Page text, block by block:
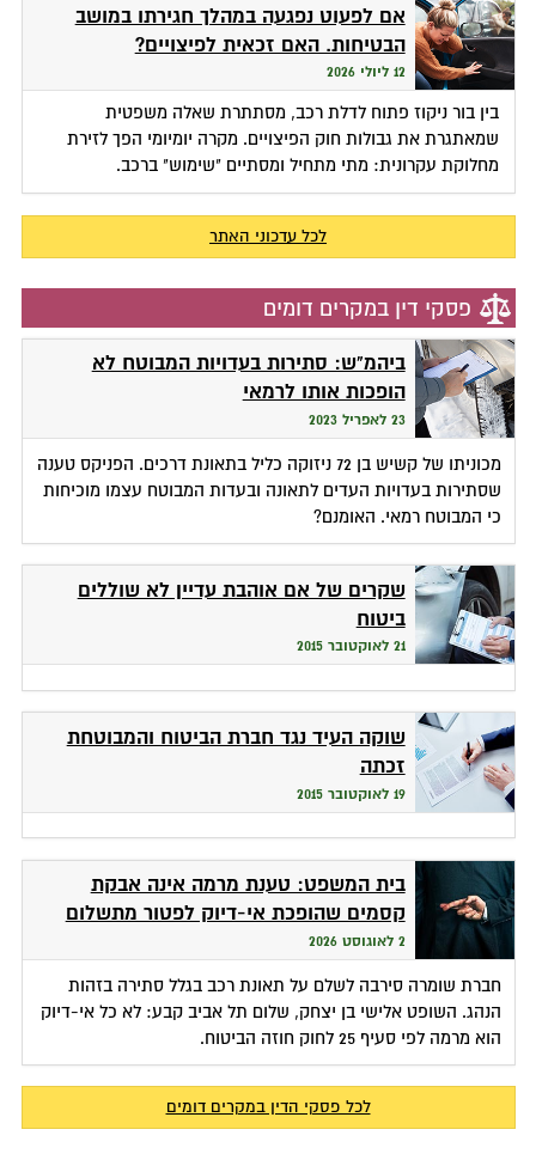
אם לפעוט נפגעה במהלך חגירתו במושב
הבטיחות. האם זכאית לפיצויים?
12 ליולי 2026
בין בור ניקוז פתוח לדלת רכב, מסתתרת שאלה משפטית
שמאתגרת את גבולות חוק הפיצויים. מקרה יומיומי הפך לזירת
מחלוקת עקרונית: מתי מתחיל ומסתיים "שימוש" ברכב.
לכל עדכוני האתר
פסקי דין במקרים דומים
ביהמ"ש: סתירות בעדויות המבוטח לא
הופכות אותו לרמאי
23 לאפריל 2023
מכוניתו של קשיש בן 72 ניזוקה כליל בתאונת דרכים. הפניקס טענה
שסתירות בעדויות העדים לתאונה ובעדות המבוטח עצמו מוכיחות
כי המבוטח רמאי. האומנם?
שקרים של אם אוהבת עדיין לא שוללים
ביטוח
21 לאוקטובר 2015
שוקה העיד נגד חברת הביטוח והמבוטחת
זכתה
19 לאוקטובר 2015
בית המשפט: טענת מרמה אינה אבקת
קסמים שהופכת אי-דיוק לפטור מתשלום
2 לאוגוסט 2026
חברת שומרה סירבה לשלם על תאונת רכב בגלל סתירה בזהות
הנהג. השופט אלישי בן יצחק, שלום תל אביב קבע: לא כל אי-דיוק
הוא מרמה לפי סעיף 25 לחוק חוזה הביטוח.
לכל פסקי הדין במקרים דומים